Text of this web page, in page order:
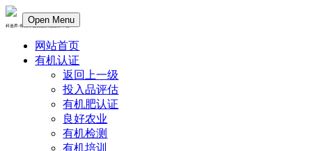
科迪昇-有机绿色食品认证服务平台
Open Menu
网站首页
有机认证
返回上一级
投入品评估
有机肥认证
良好农业
有机检测
有机培训